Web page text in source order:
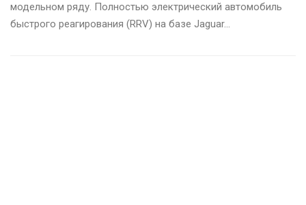
модельном ряду. Полностью электрический автомобиль
быстрого реагирования (RRV) на базе Jaguar…